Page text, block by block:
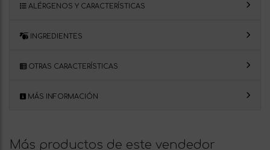
ALÉRGENOS Y CARACTERÍSTICAS
INGREDIENTES
OTRAS CARACTERÍSTICAS
MÁS INFORMACIÓN
Más productos de este vendedor